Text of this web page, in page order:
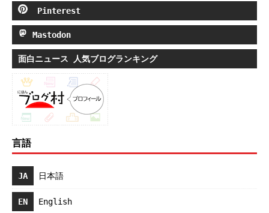
Pinterest
Mastodon
面白ニュース 人気ブログランキング
言語
JA 日本語
EN English